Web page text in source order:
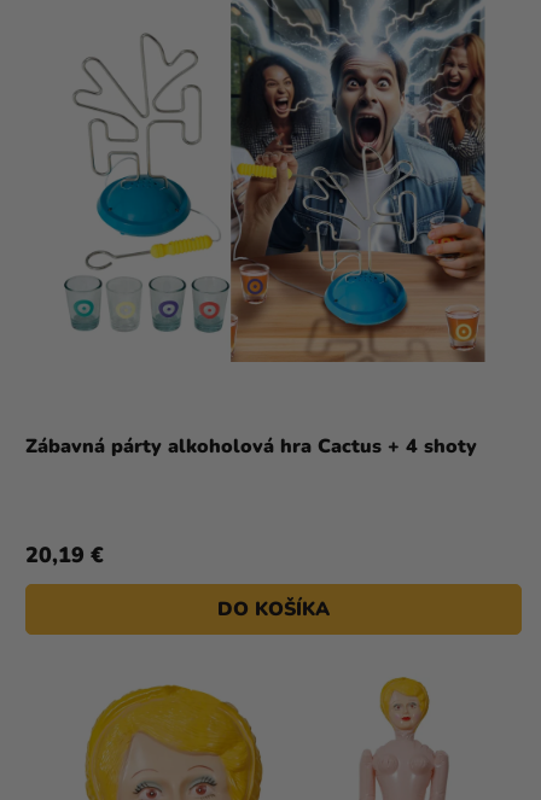
Zábavná párty alkoholová hra Cactus + 4 shoty
20,19 €
DO KOŠÍKA